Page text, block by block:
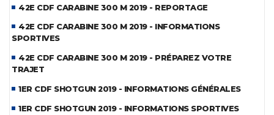
42E CDF CARABINE 300 M 2019 - REPORTAGE
42E CDF CARABINE 300 M 2019 - INFORMATIONS
SPORTIVES
42E CDF CARABINE 300 M 2019 - PRÉPAREZ VOTRE
TRAJET
1ER CDF SHOTGUN 2019 - INFORMATIONS GÉNÉRALES
1ER CDF SHOTGUN 2019 - INFORMATIONS SPORTIVES